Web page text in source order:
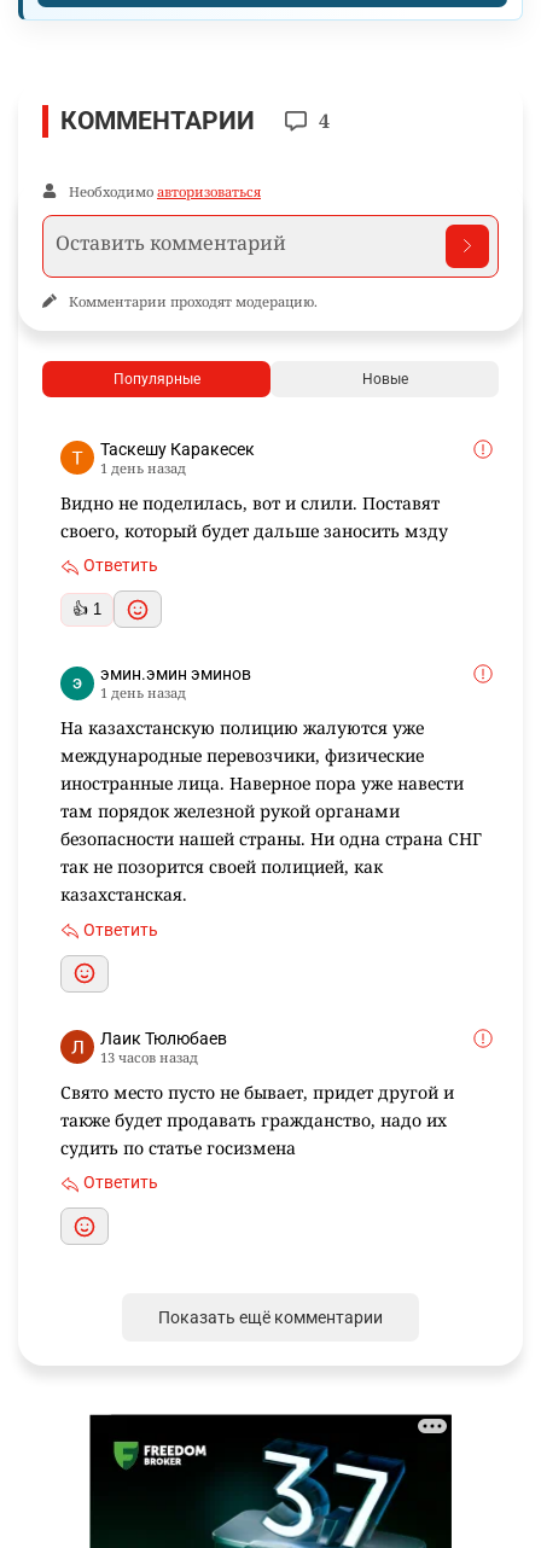
КОММЕНТАРИИ 4
Необходимо авторизоваться
Комментарии проходят модерацию.
Популярные Новые
Таскешу Каракесек
1 день назад
Видно не поделилась, вот и слили. Поставят
своего, который будет дальше заносить мзду
Ответить
👍 1
эмин.эмин эминов
1 день назад
На казахстанскую полицию жалуются уже
международные перевозчики, физические
иностранные лица. Наверное пора уже навести
там порядок железной рукой органами
безопасности нашей страны. Ни одна страна СНГ
так не позорится своей полицией, как
казахстанская.
Ответить
Лаик Тюлюбаев
13 часов назад
Свято место пусто не бывает, придет другой и
также будет продавать гражданство, надо их
судить по статье госизмена
Ответить
Показать ещё комментарии